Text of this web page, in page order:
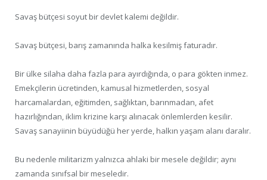
Savaş bütçesi soyut bir devlet kalemi değildir.
Savaş bütçesi, barış zamanında halka kesilmiş faturadır.
Bir ülke silaha daha fazla para ayırdığında, o para gökten inmez.
Emekçilerin ücretinden, kamusal hizmetlerden, sosyal
harcamalardan, eğitimden, sağlıktan, barınmadan, afet
hazırlığından, iklim krizine karşı alınacak önlemlerden kesilir.
Savaş sanayiinin büyüdüğü her yerde, halkın yaşam alanı daralır.
Bu nedenle militarizm yalnızca ahlaki bir mesele değildir; aynı
zamanda sınıfsal bir meseledir.